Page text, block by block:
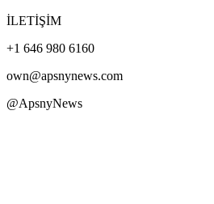
İLETİŞİM
+1 646 980 6160
own@apsnynews.com
@ApsnyNews